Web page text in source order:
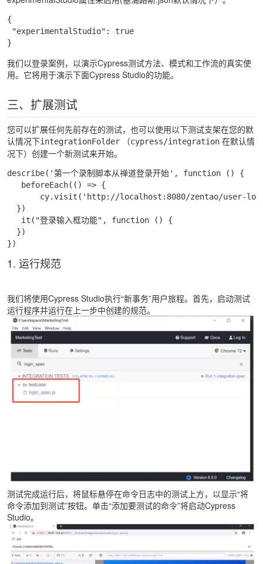
{
"experimentalStudio": true
}
我们以登录案例，以演示Cypress测试方法、模式和工作流的真实使
用。它将用于演示下面Cypress Studio的功能。
三、扩展测试
您可以扩展任何先前存在的测试，也可以使用以下测试支架在您的默
认情况下integrationFolder （cypress/integration 在默认情
况下）创建一个新测试来开始。
describe('第一个录制脚本从禅道登录开始', function () {
   beforeEach(() => {
cy.visit('http://localhost:8080/zentao/user-
  })
   it("登录输入框功能", function () {
  })
})
1. 运行规范
我们将使用Cypress Studio执行“新事务”用户旅程。首先，启动测试
运行程序并运行在上一步中创建的规范。
测试完成运行后，将鼠标悬停在命令日志中的测试上方，以显示“将
命令添加到测试”按钮。单击“添加要测试的命令”将启动Cypress
Studio。